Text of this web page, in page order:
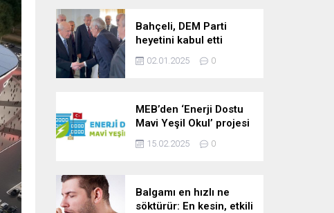
Bahçeli, DEM Parti
heyetini kabul etti
02.01.2025 0
MEB’den ‘Enerji Dostu
Mavi Yeşil Okul’ projesi
15.02.2025 0
Balgamı en hızlı ne
söktürür: En kesin, etkili